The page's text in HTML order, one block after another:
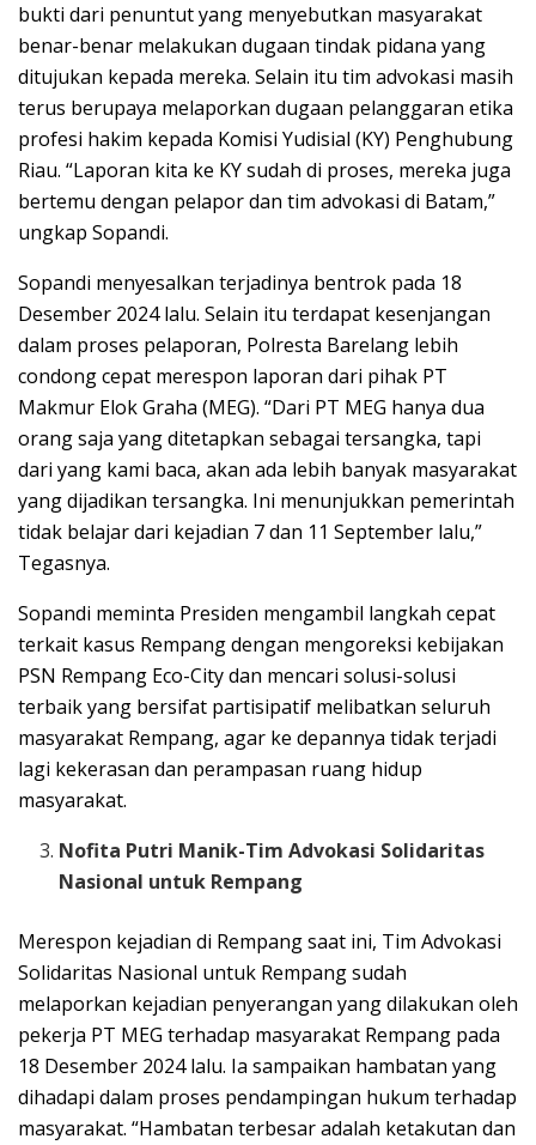
bukti dari penuntut yang menyebutkan masyarakat
benar-benar melakukan dugaan tindak pidana yang
ditujukan kepada mereka. Selain itu tim advokasi masih
terus berupaya melaporkan dugaan pelanggaran etika
profesi hakim kepada Komisi Yudisial (KY) Penghubung
Riau. “Laporan kita ke KY sudah di proses, mereka juga
bertemu dengan pelapor dan tim advokasi di Batam,”
ungkap Sopandi.
Sopandi menyesalkan terjadinya bentrok pada 18
Desember 2024 lalu. Selain itu terdapat kesenjangan
dalam proses pelaporan, Polresta Barelang lebih
condong cepat merespon laporan dari pihak PT
Makmur Elok Graha (MEG). “Dari PT MEG hanya dua
orang saja yang ditetapkan sebagai tersangka, tapi
dari yang kami baca, akan ada lebih banyak masyarakat
yang dijadikan tersangka. Ini menunjukkan pemerintah
tidak belajar dari kejadian 7 dan 11 September lalu,”
Tegasnya.
Sopandi meminta Presiden mengambil langkah cepat
terkait kasus Rempang dengan mengoreksi kebijakan
PSN Rempang Eco-City dan mencari solusi-solusi
terbaik yang bersifat partisipatif melibatkan seluruh
masyarakat Rempang, agar ke depannya tidak terjadi
lagi kekerasan dan perampasan ruang hidup
masyarakat.
Nofita Putri Manik-Tim Advokasi Solidaritas
Nasional untuk Rempang
Merespon kejadian di Rempang saat ini, Tim Advokasi
Solidaritas Nasional untuk Rempang sudah
melaporkan kejadian penyerangan yang dilakukan oleh
pekerja PT MEG terhadap masyarakat Rempang pada
18 Desember 2024 lalu. Ia sampaikan hambatan yang
dihadapi dalam proses pendampingan hukum terhadap
masyarakat. “Hambatan terbesar adalah ketakutan dan